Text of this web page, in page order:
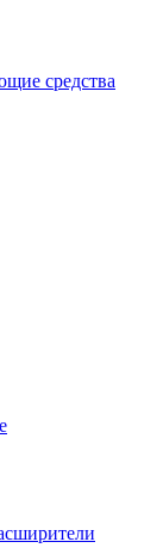
средства